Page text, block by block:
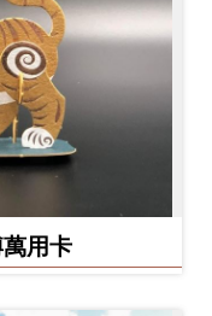
用卡